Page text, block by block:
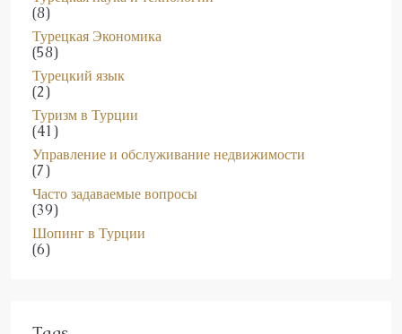
Турецкая Экономика
(58)
Турецкий язык
(2)
Туризм в Турции
(41)
Управление и обслуживание недвижимости
(7)
Часто задаваемые вопросы
(39)
Шопинг в Турции
(6)